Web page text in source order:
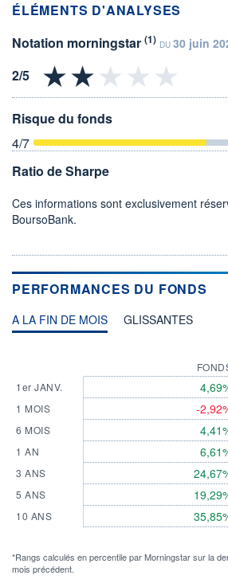
ÉLÉMENTS D'ANALYSES
Notation morningstar (1) DU 30 juin
Risque du fonds
4/7
Ratio de Sharpe
Ces informations sont exclusivement
BoursoBank.
PERFORMANCES DU FONDS
A LA FIN DE MOIS GLISSANTES
1er JANV.
1 MOIS
6 MOIS
1 AN
3 ANS
5 ANS
10 ANS
-
*Rangs calculés en percentile par Morningstar sur la
mois précédent.